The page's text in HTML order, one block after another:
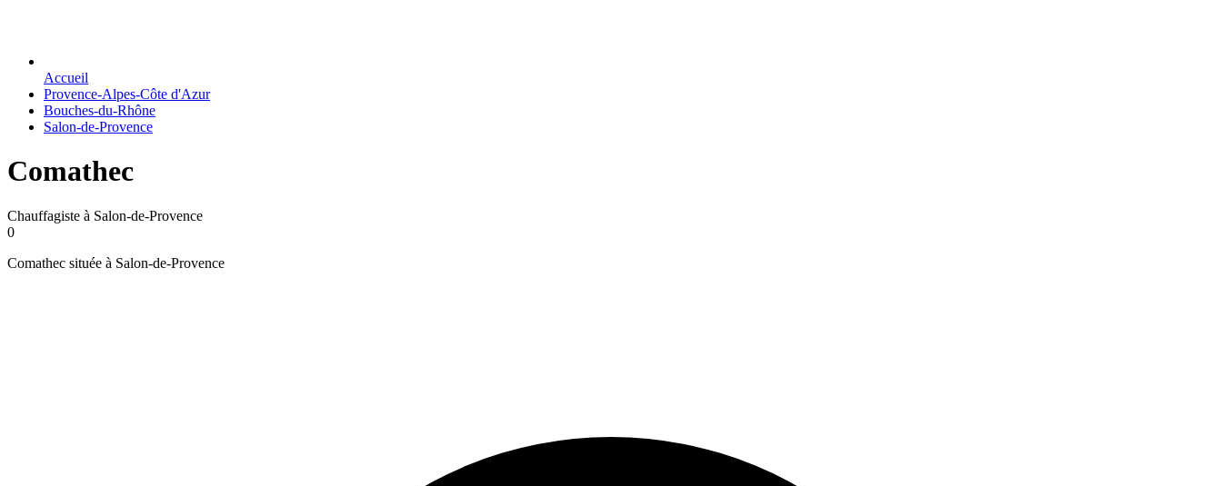
Accueil
Provence-Alpes-Côte d'Azur
Bouches-du-Rhône
Salon-de-Provence
Comathec
Chauffagiste à Salon-de-Provence
0
Comathec située à Salon-de-Provence